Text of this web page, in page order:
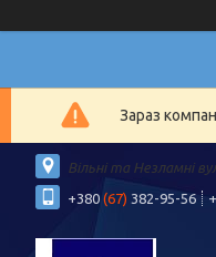
Зараз
Вільні та Незламні
+380 (67) 382-95-56